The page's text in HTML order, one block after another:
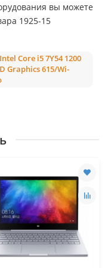
вы можете
1925-15
Core i5 7Y54 1200
Graphics 615/Wi-